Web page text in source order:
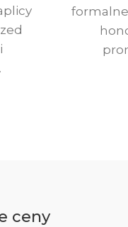
ceny